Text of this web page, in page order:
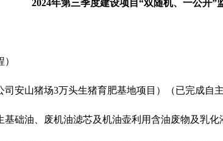
2024年第三季度建设项目“双随机、一公开”
安山猪场3万头生猪育肥基地项目）（已完成自主
础油、废机油滤芯及机油壶利用含油废物及乳化